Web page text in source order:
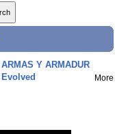
Y ARMADUR
More